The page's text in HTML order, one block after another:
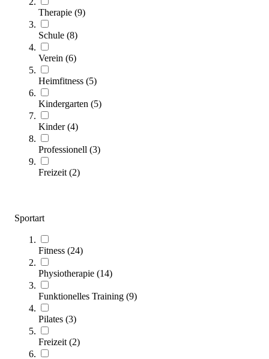
Therapie (9)
Schule (8)
Verein (6)
Heimfitness (5)
Kindergarten (5)
Kinder(4)
Professionell (3)
Freizeit (2)
Sportart
Fitness (24)
Physiotherapie (14)
Funktionelles Training (9)
Pilates (3)
Freizeit (2)
Zum Produkt
Varianten zur Auswahl
Nur wenige auf Lager
TOGU® Air Parcours
Nur wenige auf Lager